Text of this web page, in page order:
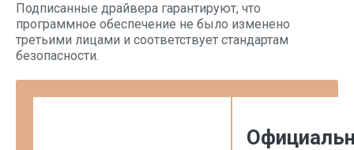
Подписанные драйвера гарантируют, что
программное обеспечение не было изменено
третьими лицами и соответствует стандартам
безопасности.